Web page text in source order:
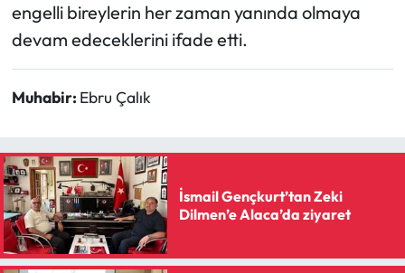
engelli bireylerin her zaman yanında olmaya
devam edeceklerini ifade etti.
Muhabir: Ebru Çalık
İsmail Gençkurt’tan Zeki
Dilmen’e Alaca’da ziyaret
Siyaset
Turizm
Uğurludağ Haberleri
Yaşam